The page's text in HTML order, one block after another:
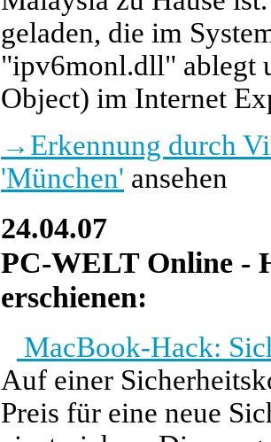
geladen, die im
"ipv6monl.dll" ablegt
Object) im Internet
→Erkennung durch
'München' ansehen
24.04.07
PC-WELT Online -
erschienen:
MacBook-Hack:
Auf einer
Preis für eine neue